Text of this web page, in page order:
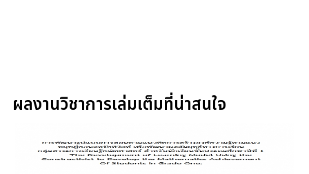
ผลงานวิชาการเล่มเต็มที่น่าสนใจ